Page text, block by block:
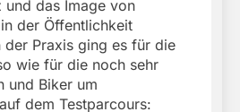
und das Image von
der Öffentlichkeit
der Praxis ging es für die
wie für die noch sehr
und Biker um
dem Testparcours: